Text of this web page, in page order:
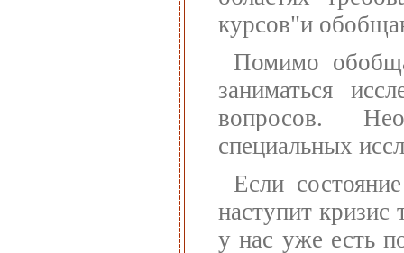
курсов"и
Помимо
заниматься
вопросов.
специальных
Если
наступит
у нас уже есть